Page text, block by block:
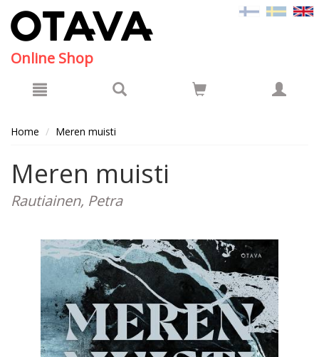
Online Shop
Home Meren muisti
Meren muisti
Rautiainen, Petra